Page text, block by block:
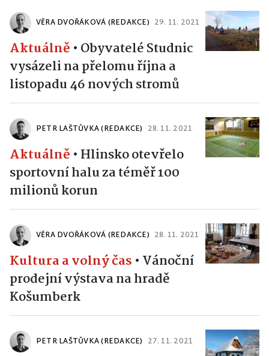
VĚRA DVOŘÁKOVÁ (REDAKCE) 29. 11. 2021
Aktuálně • Obyvatelé Studnic
vysázeli na přelomu října a
listopadu 46 nových stromů
PETR LAŠTŮVKA (REDAKCE) 28. 11. 2021
Aktuálně • Hlinsko otevřelo
sportovní halu za téměř 100
milionů korun
VĚRA DVOŘÁKOVÁ (REDAKCE) 28. 11. 2021
Kultura a volný čas • Vánoční
prodejní výstava na hradě
Košumberk
PETR LAŠTŮVKA (REDAKCE) 27. 11. 2021